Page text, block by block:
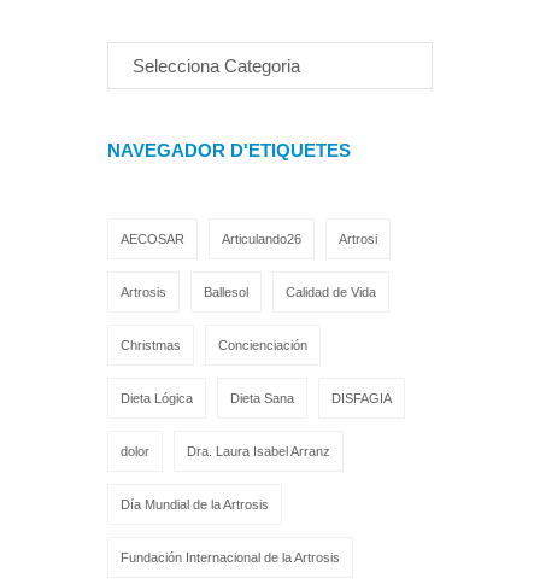
NAVEGADOR D'ETIQUETES
AECOSAR Articulando26 Artrosi
Artrosis Ballesol Calidad de Vida
Christmas Concienciación
Dieta Lógica Dieta Sana DISFAGIA
dolor Dra. Laura Isabel Arranz
Día Mundial de la Artrosis
Fundación Internacional de la Artrosis